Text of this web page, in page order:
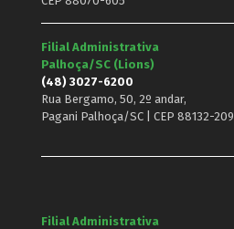
Filial Administrativa
Palhoça/SC (Lions)
(48) 3027-6200
Rua Bergamo, 50, 2º andar,
Pagani Palhoça/SC | CEP 88132-209
Filial Administrativa